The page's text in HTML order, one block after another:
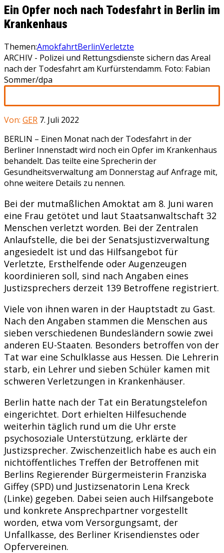
Ein Opfer noch nach Todesfahrt in Berlin im
Krankenhaus
Themen:AmokfahrtBerlinVerletzte
ARCHIV - Polizei und Rettungsdienste sichern das Areal
nach der Todesfahrt am Kurfürstendamm. Foto: Fabian
Sommer/dpa
Von: GER 7. Juli 2022
BERLIN – Einen Monat nach der Todesfahrt in der
Berliner Innenstadt wird noch ein Opfer im Krankenhaus
behandelt. Das teilte eine Sprecherin der
Gesundheitsverwaltung am Donnerstag auf Anfrage mit,
ohne weitere Details zu nennen.
Bei der mutmaßlichen Amoktat am 8. Juni waren
eine Frau getötet und laut Staatsanwaltschaft 32
Menschen verletzt worden. Bei der Zentralen
Anlaufstelle, die bei der Senatsjustizverwaltung
angesiedelt ist und das Hilfsangebot für
Verletzte, Ersthelfende oder Augenzeugen
koordinieren soll, sind nach Angaben eines
Justizsprechers derzeit 139 Betroffene registriert.
Viele von ihnen waren in der Hauptstadt zu Gast.
Nach den Angaben stammen die Menschen aus
sieben verschiedenen Bundesländern sowie zwei
anderen EU-Staaten. Besonders betroffen von der
Tat war eine Schulklasse aus Hessen. Die Lehrerin
starb, ein Lehrer und sieben Schüler kamen mit
schweren Verletzungen in Krankenhäuser.
Berlin hatte nach der Tat ein Beratungstelefon
eingerichtet. Dort erhielten Hilfesuchende
weiterhin täglich rund um die Uhr erste
psychosoziale Unterstützung, erklärte der
Justizsprecher. Zwischenzeitlich habe es auch ein
nichtöffentliches Treffen der Betroffenen mit
Berlins Regierender Bürgermeisterin Franziska
Giffey (SPD) und Justizsenatorin Lena Kreck
(Linke) gegeben. Dabei seien auch Hilfsangebote
und konkrete Ansprechpartner vorgestellt
worden, etwa vom Versorgungsamt, der
Unfallkasse, des Berliner Krisendienstes oder
Opfervereinen.